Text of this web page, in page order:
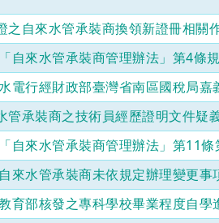
之自來水管承裝商換領新證冊相關
自來水管承裝商管理辦法」第4條
電行經財政部臺灣省南區國稅局嘉
管承裝商之技術員經歷證明文件疑
自來水管承裝商管理辦法」第11
來水管承裝商未依規定辦理變更事
育部核發之專科學校畢業程度自